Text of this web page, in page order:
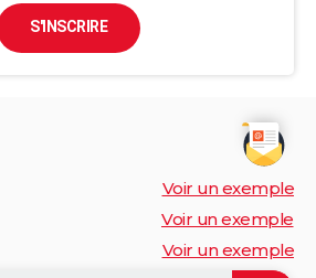
S'INSCRIRE
Voir un exemple
Voir un exemple
Voir un exemple